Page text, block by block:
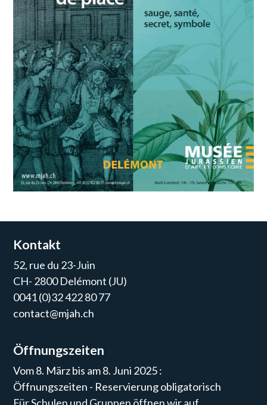
Kontakt
52, rue du 23-Juin
CH- 2800 Delémont (JU)
0041 (0)32 422 80 77
contact@mjah.ch
Öffnungszeiten
Vom 8. März bis am 8. Juni 2025 :
Öffnungszeiten - Reservierung obligatorisch
Für Schulen und Gruppen öffnen wir auf